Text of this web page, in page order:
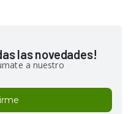
las novedades!
a nuestro